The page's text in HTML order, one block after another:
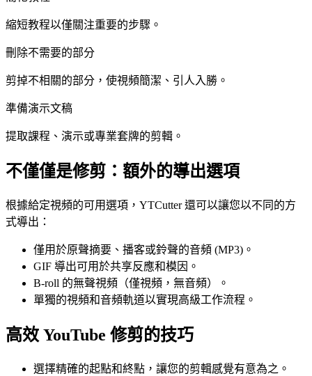
縮短教程以僅關注重要的步驟。
刪除不需要的部分
剪掉不相關的部分，使視頻簡潔、引人入勝。
準備演示文稿
提取課程、演示或專業套牌的剪輯。
不僅僅是修剪：額外的導出選項
根據給定視頻的可用選項，YTCutter 還可以讓您以不同的方
式導出：
僅用於原聲摘要、播客或鈴聲的音頻 (MP3)。
GIF 導出可用於共享反應和模因。
B-roll 的無聲視頻（僅視頻，無音頻）。
單獨的視頻和音頻軌道以實現高級工作流程。
高效 YouTube 修剪的技巧
選擇精確的起點和終點，讓您的剪輯感覺有意為之。